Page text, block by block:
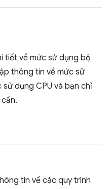
tiết về mức sử dụng bộ
thông tin về mức sử
dụng CPU và bạn chỉ
tin về các quy trình